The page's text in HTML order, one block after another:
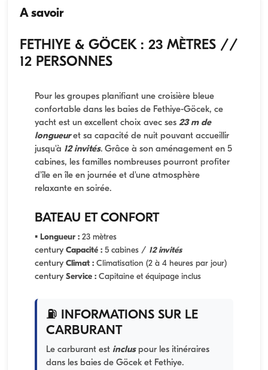
A savoir
FETHIYE & GÖCEK : 23 MÈTRES //
12 PERSONNES
Pour les groupes planifiant une croisière bleue
confortable dans les baies de Fethiye-Göcek, ce
yacht est un excellent choix avec ses 23 m de
longueuret sa capacité de nuit pouvant accueillir
jusqu'à 12 invités. Grâce à son aménagement en 5
cabines, les familles nombreuses pourront profiter
d'île en île en journée et d'une atmosphère
relaxante en soirée.
BATEAU ET CONFORT
▪ Longueur : 23 mètres
century Capacité : 5 cabines / 12 invités
century Climat : Climatisation (2 à 4 heures par jour)
century Service : Capitaine et équipage inclus
⛽ INFORMATIONS SUR LE
CARBURANT
Le carburant est incluspour les itinéraires
dans les baies de Göcek et Fethiye.